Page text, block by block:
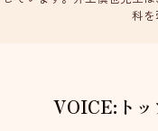
科を
VOICE:ト